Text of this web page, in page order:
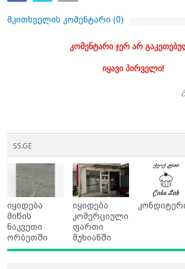
მკითხველის კომენტარი (0)
კომენტარი ჯერ არ
იყავი პირველი!
SS.GE
იყიდება
მიწის
ნაკვეთი
ორბეთში
იყიდება
კომერციული
ფართი
მუხიანში